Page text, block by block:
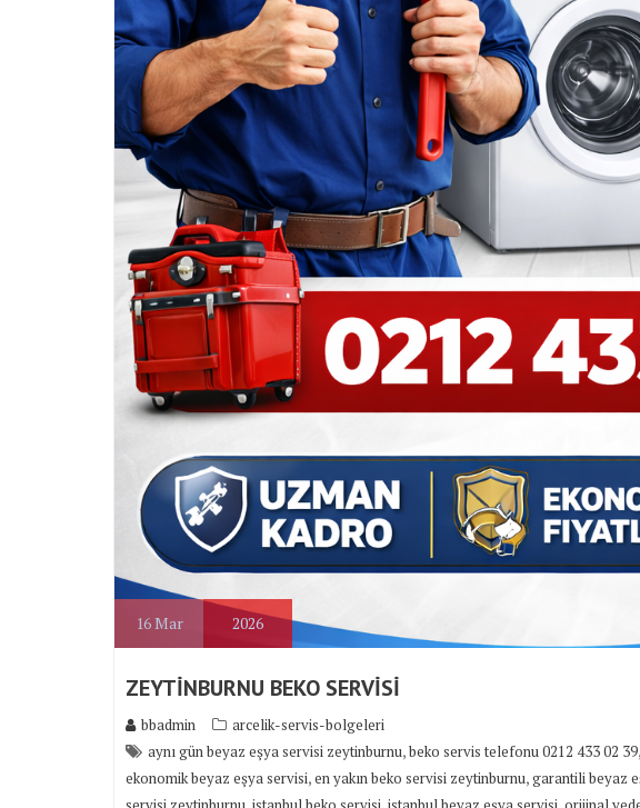
16Mar 2026
ZEYTİNBURNU BEKO SERVİSİ
bbadmin
arcelik-servis-bolgeleri
aynı gün beyaz eşya servisi zeytinburnu,beko servis telefonu 0212 433 02 39,
ekonomik beyaz eşya servisi,en yakın beko servisi zeytinburnu,garantili beyaz